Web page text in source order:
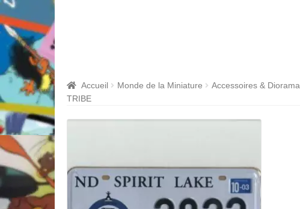
Accueil Monde de la Miniature Accessoires & Diorama
TRIBE